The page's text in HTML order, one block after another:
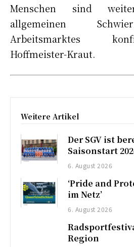
Menschen sind
allgemeinen
Arbeitsmarktes
Hoffmeister-Kraut.
Weitere Artikel
Der SGV ist
Saisonstart
6. August 2026
‘Pride and
im Netz’
6. August 2026
Region